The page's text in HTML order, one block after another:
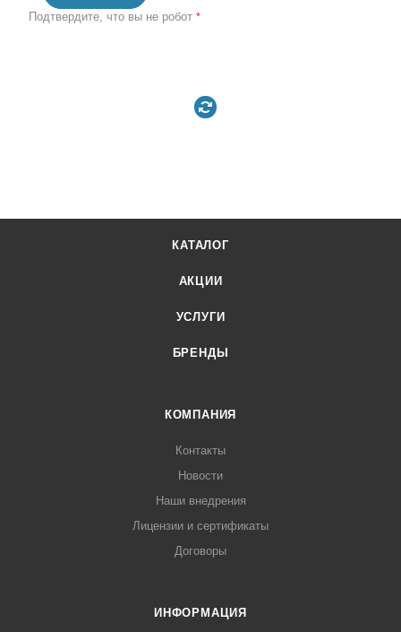
Подтвердите, что вы не робот *
КАТАЛОГ
АКЦИИ
УСЛУГИ
БРЕНДЫ
КОМПАНИЯ
Контакты
Новости
Наши внедрения
Лицензии и сертификаты
Договоры
ИНФОРМАЦИЯ